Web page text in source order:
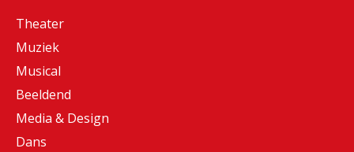
Theater
Muziek
Musical
Beeldend
Media & Design
Dans